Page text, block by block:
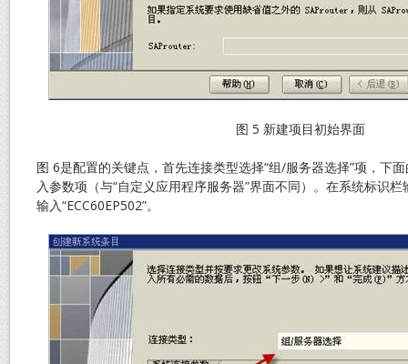
图 5 新建项目初始界面
图 6是配置的关键点，首先连接类型选择“组/服务器选择”项，下
入参数项（与“自定义应用程序服务器”界面不同）。在系统标识栏
输入“ECC60EP502”。